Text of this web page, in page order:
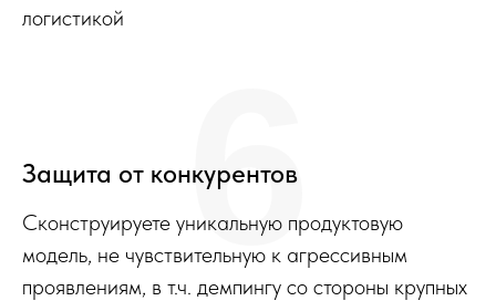
логистикой
Защита от конкурентов
Сконструируете уникальную продуктовую
модель, не чувствительную к агрессивным
проявлениям, в т.ч. демпингу со стороны крупных
6